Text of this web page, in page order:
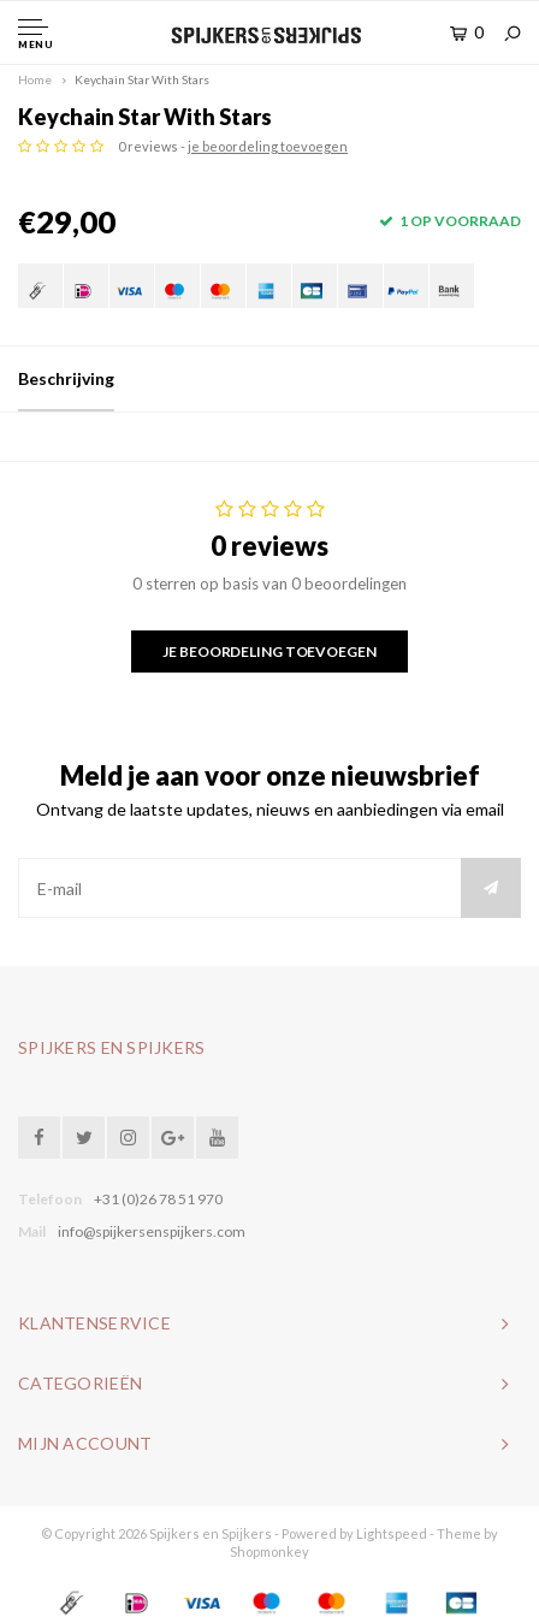
MENU
0
Home Keychain Star With Stars
Keychain Star With Stars
0 reviews -je beoordeling toevoegen
€29,00 1 OP VOORRAAD
Beschrijving
0 reviews
0 sterren op basis van 0 beoordelingen
JE BEOORDELING TOEVOEGEN
Meld je aan voor onze nieuwsbrief
Ontvang de laatste updates, nieuws en aanbiedingen via email
SPIJKERS EN SPIJKERS
Telefoon
+31 (0)26 78 51 970
Mail
info@spijkersenspijkers.com
KLANTENSERVICE
CATEGORIEËN
MIJN ACCOUNT
© Copyright 2026 Spijkers en Spijkers - Powered by Lightspeed - Theme by
Shopmonkey